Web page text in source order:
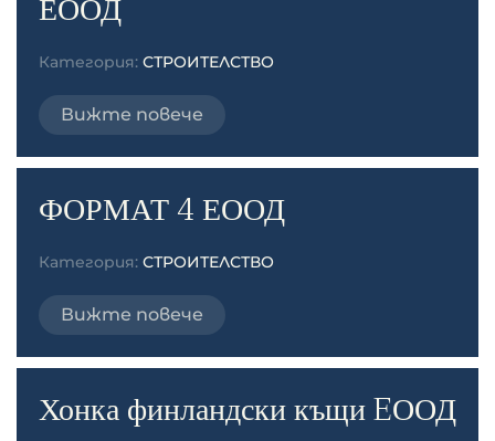
Категория: СТРОИТЕЛСТВО
Вижте повече
ФОРМАТ 4 ЕООД
Категория: СТРОИТЕЛСТВО
Вижте повече
Хонка финландски къщи EООД